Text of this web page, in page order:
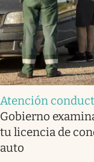
Atención
Gobierno
tu licencia de
auto